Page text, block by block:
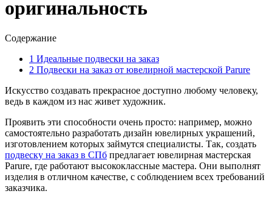
оригинальность
Содержание
1 Идеальные подвески на заказ
2 Подвески на заказ от ювелирной мастерской Parure
Искусство создавать прекрасное доступно любому человеку,
ведь в каждом из нас живет художник.
Проявить эти способности очень просто: например, можно
самостоятельно разработать дизайн ювелирных украшений,
изготовлением которых займутся специалисты. Так, создать
подвеску на заказ в СПб предлагает ювелирная мастерская
Parure, где работают высококлассные мастера. Они выполнят
изделия в отличном качестве, с соблюдением всех требований
заказчика.